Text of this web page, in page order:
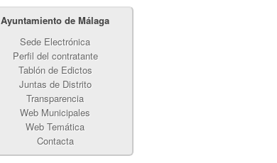
Ayuntamiento de Málaga
Sede Electrónica
Perfil del contratante
Tablón de Edictos
Juntas de Distrito
Transparencia
Web Municipales
Web Temática
Contacta